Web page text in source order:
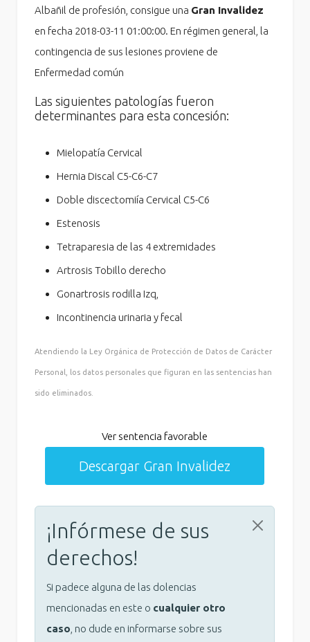
Albañil de profesión, consigue una Gran Invalidez
en fecha 2018-03-11 01:00:00. En régimen general, la
contingencia de sus lesiones proviene de
Enfermedad común
Las siguientes patologías fueron
determinantes para esta concesión:
Mielopatía Cervical
Hernia Discal C5-C6-C7
Doble discectomiía Cervical C5-C6
Estenosis
Tetraparesia de las 4 extremidades
Artrosis Tobillo derecho
Gonartrosis rodilla Izq,
Incontinencia urinaria y fecal
Atendiendo la Ley Orgánica de Protección de Datos de Carácter
Personal, los datos personales que figuran en las sentencias han
sido eliminados.
Ver sentencia favorable
Descargar Gran Invalidez
¡Infórmese de sus
derechos!
Si padece alguna de las dolencias
mencionadas en este o cualquier otro
caso , no dude en informarse sobre sus